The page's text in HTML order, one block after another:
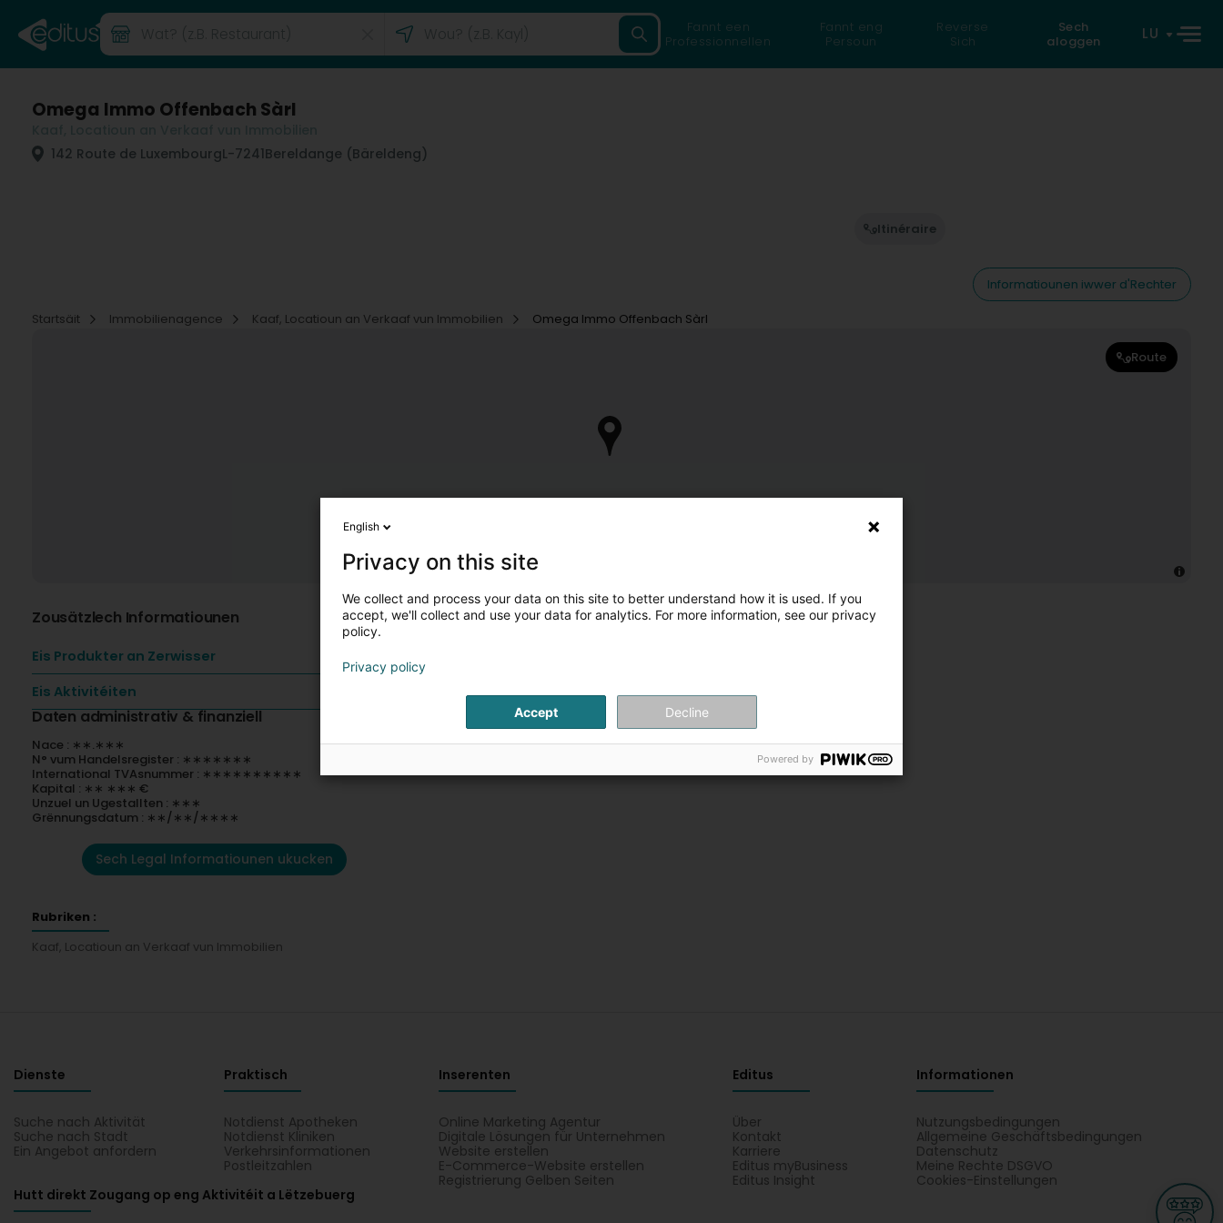
Fannt een
Professionnellen
Fannt eng
Persoun
Reverse
Sich
Sech
aloggen
LU
Omega Immo Offenbach Sàrl
142 Route de LuxembourgL-7241Bereldange (Bäreldeng)
Itinéraire
Informatiounen iwwer d'Rechter
Startsäit
Immobilienagence Kaaf, Locatioun an Verkaaf vun Immobilien Omega Immo Offenbach Sàrl
Route
Zousätzlech Informatiounen
Eis Produkter an Zerwisser
Eis Aktivitéiten
Daten administrativ & finanziell
Nace : ∗∗.∗∗∗
N° vum Handelsregister : ∗∗∗∗∗∗∗
International TVAsnummer : ∗∗∗∗∗∗∗∗∗∗
Kapital : ∗∗ ∗∗∗ €
Unzuel un Ugestallten : ∗∗∗
Grënnungsdatum : ∗∗/∗∗/∗∗∗∗
Sech Legal Informatiounen ukucken
Rubriken :
Kaaf, Locatioun an Verkaaf vun Immobilien
Dienste
Suche nach Aktivität
Suche nach Stadt
Ein Angebot anfordern
Praktisch
Notdienst Apotheken
Notdienst Kliniken
Verkehrsinformationen
Postleitzahlen
Inserenten
Online Marketing Agentur
Digitale Lösungen für Unternehmen
Website erstellen
E-Commerce-Website erstellen
Registrierung Gelben Seiten
Editus
Über
Kontakt
Karriere
Editus myBusiness
Editus Insight
Informationen
Nutzungsbedingungen
Allgemeine Geschäftsbedingungen
Datenschutz
Meine Rechte DSGVO
Cookies-Einstellungen
Hutt direkt Zougang op eng Aktivitéit a Lëtzebuerg
English
Privacy on this site
We collect and process your data on this site to better understand how it is used. If you
accept, we'll collect and use your data for analytics. For more information, see our privacy
policy.
Privacy policy
Accept Decline
Powered by